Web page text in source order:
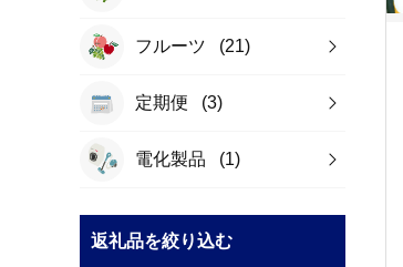
フルーツ (21)
定期便 (3)
電化製品 (1)
返礼品を絞り込む